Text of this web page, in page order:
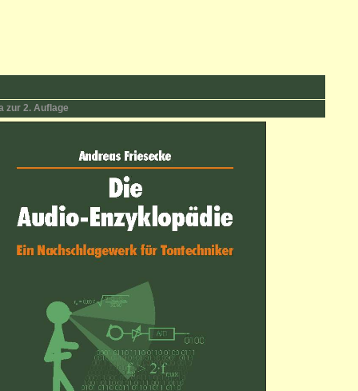
zur 2. Auflage